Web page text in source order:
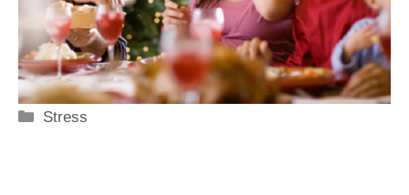
Categorie
Stress